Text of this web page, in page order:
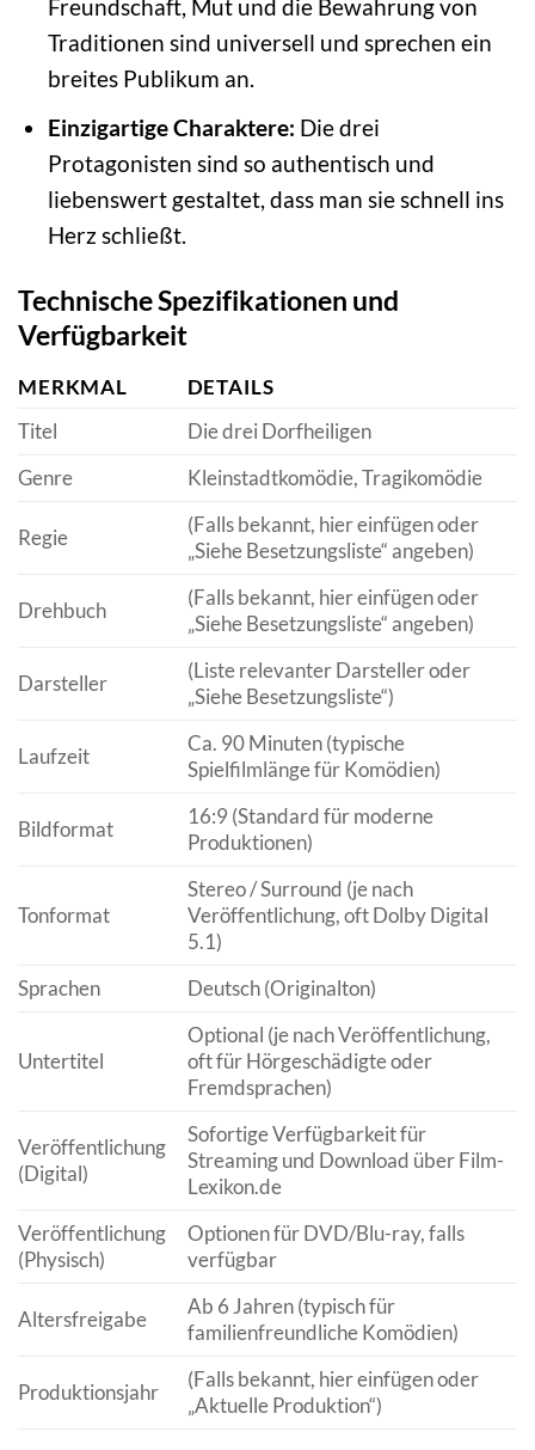
Freundschaft, Mut und die Bewahrung von
Traditionen sind universell und sprechen ein
breites Publikum an.
Einzigartige Charaktere: Die drei
Protagonisten sind so authentisch und
liebenswert gestaltet, dass man sie schnell ins
Herz schließt.
Technische Spezifikationen und
Verfügbarkeit
MERKMAL
DETAILS
Titel
Die drei Dorfheiligen
Genre
Kleinstadtkomödie, Tragikomödie
Regie
(Falls bekannt, hier einfügen oder
„Siehe Besetzungsliste“ angeben)
Drehbuch
(Falls bekannt, hier einfügen oder
„Siehe Besetzungsliste“ angeben)
Darsteller
(Liste relevanter Darsteller oder
„Siehe Besetzungsliste“)
Laufzeit
Ca. 90 Minuten (typische
Spielfilmlänge für Komödien)
Bildformat
16:9 (Standard für moderne
Produktionen)
Tonformat
Stereo / Surround (je nach
Veröffentlichung, oft Dolby Digital
5.1)
Sprachen
Deutsch (Originalton)
Untertitel
Optional (je nach Veröffentlichung,
oft für Hörgeschädigte oder
Fremdsprachen)
Veröffentlichung
(Digital)
Sofortige Verfügbarkeit für
Streaming und Download über Film-
Lexikon.de
Veröffentlichung
(Physisch)
Optionen für DVD/Blu-ray, falls
verfügbar
Altersfreigabe
Ab 6 Jahren (typisch für
familienfreundliche Komödien)
Produktionsjahr
(Falls bekannt, hier einfügen oder
„Aktuelle Produktion“)